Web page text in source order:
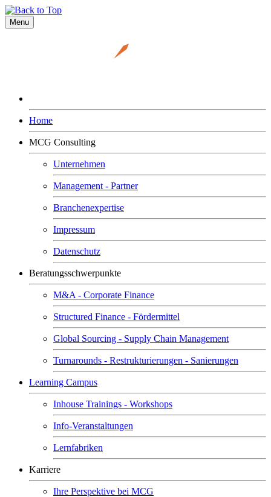
Menu
Home
MCG Consulting
Unternehmen
Management - Partner
Branchenexpertise
Impressum
Datenschutz
Beratungsschwerpunkte
M&A - Corporate Finance
Structured Finance - Fördermittel
Global Sourcing - Supply Chain Management
Turnarounds - Restrukturierungen - Sanierungen
Learning Campus
Inhouse Trainings - Workshops
Info-Veranstaltungen
Lernfabriken
Karriere
Ihre Perspektive bei MCG